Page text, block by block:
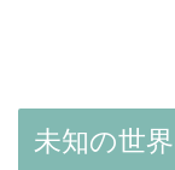
未知の世